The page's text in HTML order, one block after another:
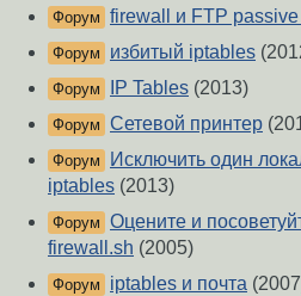
Форум firewall и FTP
Форум избитый iptables
Форум IP Tables (2013)
Форум Сетевой принтер
Форум
Исключить один
iptables (2013)
Форум Оцените и
firewall.sh (2005)
Форум iptables и почта